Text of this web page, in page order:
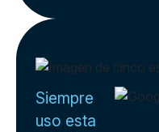
Siempre
uso esta